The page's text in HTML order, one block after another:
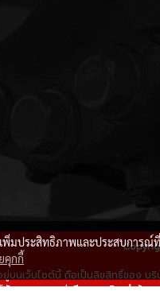
บนเว็บไซต์นี้ ถือเป็นลิขสิทธิ์ของ บ
กษร หากพบว่ามีการละเมิด นำข้อ
พิ่มประสิทธิภาพและประสบการณ์
คุกกี้